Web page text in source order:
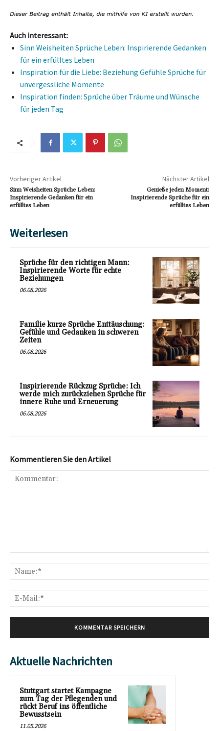
Auch interessant:
Sinn Weisheiten Sprüche Leben: Inspirierende Gedanken
für ein erfülltes Leben
Inspiration für die Liebe: Beziehung Gefühle Sprüche für
unvergessliche Momente
Inspiration finden: Sprüche über Träume und Wünsche
für jeden Tag
Vorheriger Artikel
Sinn Weisheiten Sprüche Leben:
Inspirierende Gedanken für ein
erfülltes Leben
Nächster Artikel
Genieße jeden Moment:
Inspirierende Sprüche für ein
erfülltes Leben
Weiterlesen
Sprüche für den richtigen Mann:
Inspirierende Worte für echte
Beziehungen
06.08.2026
Familie kurze Sprüche Enttäuschung:
Gefühle und Gedanken in schweren
Zeiten
06.08.2026
Inspirierende Rückzug Sprüche: Ich
werde mich zurückziehen Sprüche für
innere Ruhe und Erneuerung
06.08.2026
Kommentieren Sie den Artikel
Aktuelle Nachrichten
Stuttgart startet Kampagne
zum Tag der Pflegenden und
rückt Beruf ins öffentliche
Bewusstsein
11.05.2026